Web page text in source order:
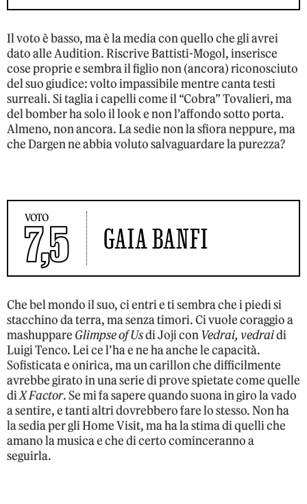
Il voto è basso, ma è la media con quello che gli avrei
dato alle Audition. Riscrive Battisti-Mogol, inserisce
cose proprie e sembra il figlio non (ancora) riconosciuto
del suo giudice: volto impassibile mentre canta testi
surreali. Si taglia i capelli come il “Cobra” Tovalieri, ma
del bomber ha solo il look e non l’affondo sotto porta.
Almeno, non ancora. La sedie non la sfiora neppure, ma
che Dargen ne abbia voluto salvaguardare la purezza?
VOTO
7,5 GAIA BANFI
Che bel mondo il suo, ci entri e ti sembra che i piedi si
stacchino da terra, ma senza timori. Ci vuole coraggio a
mashuppare Glimpse of Usdi Joji con Vedrai, vedraidi
Luigi Tenco. Lei ce l’ha e ne ha anche le capacità.
Sofisticata e onirica, ma un carillon che difficilmente
avrebbe girato in una serie di prove spietate come quelle
diX Factor. Se mi fa sapere quando suona in giro la vado
a sentire, e tanti altri dovrebbero fare lo stesso. Non ha
la sedia per gli Home Visit, ma ha la stima di quelli che
amano la musica e che di certo cominceranno a
seguirla.